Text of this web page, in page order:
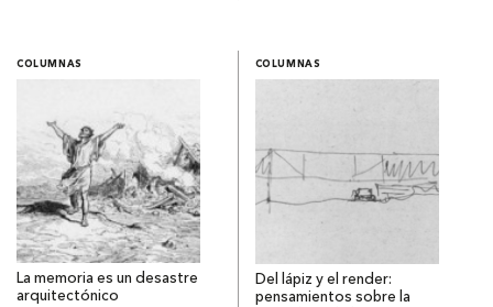
COLUMNAS
La memoria es un desastre
arquitectónico
COLUMNAS
Del lápiz y el render:
pensamientos sobre la